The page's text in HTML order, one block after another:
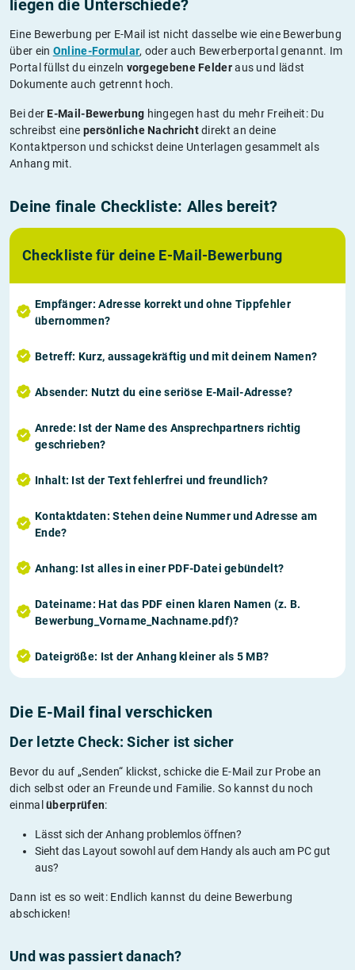
liegen die Unterschiede?
Eine Bewerbung per E-Mail ist nicht dasselbe wie eine Bewerbung
über ein Online-Formular, oder auch Bewerberportal genannt. Im
Portal füllst du einzeln vorgegebene Felderaus und lädst
Dokumente auch getrennt hoch.
Bei der E-Mail-Bewerbung hingegen hast du mehr Freiheit: Du
schreibst eine persönliche Nachrichtdirekt an deine
Kontaktperson und schickst deine Unterlagen gesammelt als
Anhang mit.
Deine finale Checkliste: Alles bereit?
Checkliste für deine E-Mail-Bewerbung
Empfänger: Adresse korrekt und ohne Tippfehler
übernommen?
Betreff: Kurz, aussagekräftig und mit deinem Namen?
Absender: Nutzt du eine seriöse E-Mail-Adresse?
Anrede: Ist der Name des Ansprechpartners richtig
geschrieben?
Inhalt: Ist der Text fehlerfrei und freundlich?
Kontaktdaten: Stehen deine Nummer und Adresse am
Ende?
Anhang: Ist alles in einer PDF-Datei gebündelt?
Dateiname: Hat das PDF einen klaren Namen (z. B.
Bewerbung_Vorname_Nachname.pdf)?
Dateigröße: Ist der Anhang kleiner als 5 MB?
Die E-Mail final verschicken
Der letzte Check: Sicher ist sicher
Bevor du auf „Senden“ klickst, schicke die E-Mail zur Probe an
dich selbst oder an Freunde und Familie. So kannst du noch
einmalüberprüfen:
Lässt sich der Anhang problemlos öffnen?
Sieht das Layout sowohl auf dem Handy als auch am PC gut
aus?
Dann ist es so weit: Endlich kannst du deine Bewerbung
abschicken!
Und was passiert danach?